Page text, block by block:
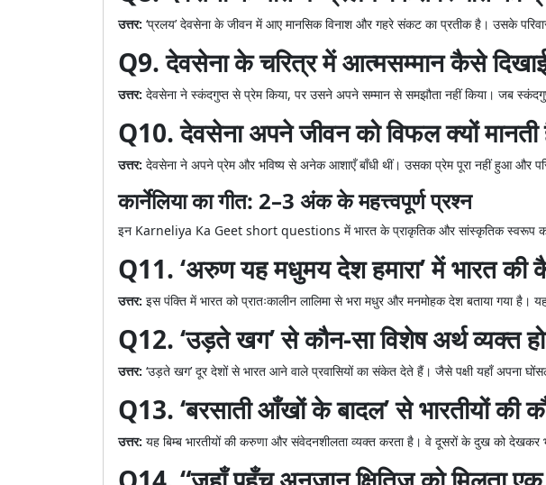
उत्तर: ‘प्रलय’ देवसेना के जीवन में आए मानसिक विनाश और गहरे संकट का प्रतीक है। उसके
Q9. देवसेना के चरित्र में आत्मसम्मान कैसे
उत्तर: देवसेना ने स्कंदगुप्त से प्रेम किया, पर उसने अपने सम्मान से समझौता नहीं किया। जब
Q10. देवसेना अपने जीवन को विफल क्यों मानती
उत्तर: देवसेना ने अपने प्रेम और भविष्य से अनेक आशाएँ बाँधी थीं। उसका प्रेम पूरा नहीं हुआ और
कार्नेलिया का गीत: 2–3 अंक के महत्त्वपूर्ण प्रश्न
इन Karneliya Ka Geet short questions में भारत के प्राकृतिक और सांस्कृतिक स्वरूप
Q11. ‘अरुण यह मधुमय देश हमारा’ में भारत की
उत्तर: इस पंक्ति में भारत को प्रातःकालीन लालिमा से भरा मधुर और मनमोहक देश बताया गया है।
Q12. ‘उड़ते खग’ से कौन-सा विशेष अर्थ व्यक्त
उत्तर: ‘उड़ते खग’ दूर देशों से भारत आने वाले प्रवासियों का संकेत देते हैं। जैसे पक्षी यहाँ अपना
Q13. ‘बरसाती आँखों के बादल’ से भारतीयों की
उत्तर: यह बिम्ब भारतीयों की करुणा और संवेदनशीलता व्यक्त करता है। वे दूसरों के दुख को